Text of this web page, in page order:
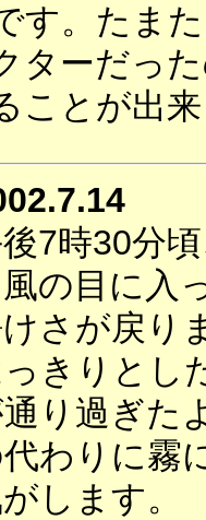
す。たま
ターだっ
ことが出
7時30分
の目に入
さが戻り
きりとし
り過ぎた
わりに霧
します。